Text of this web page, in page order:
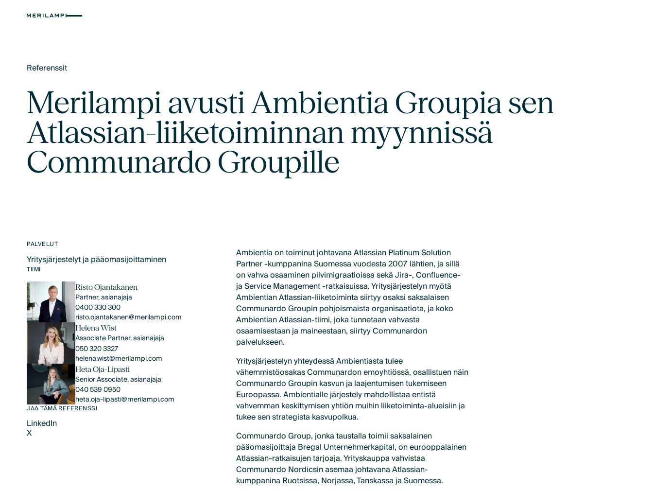
Referenssit
Merilampi avusti Ambientia Groupia sen
Atlassian-liiketoiminnan myynnissä
Communardo Groupille
PALVELUT
Yritysjärjestelyt ja pääomasijoittaminen
Text Link
TIIMI
Risto Ojantakanen
Partner, asianajaja
0400 330 300
risto.ojantakanen@merilampi.com
Helena Wist
Associate Partner, asianajaja
050 320 3327
helena.wist@merilampi.com
Heta Oja-Lipasti
Senior Associate, asianajaja
040 539 0950
heta.oja-lipasti@merilampi.com
JAA TÄMÄ REFERENSSI
LinkedIn
LinkedIn
X
Ambientia on toiminut johtavana Atlassian Platinum Solution
Partner -kumppanina Suomessa vuodesta 2007 lähtien, ja sillä
on vahva osaaminen pilvimigraatioissa sekä Jira-, Confluence-
ja Service Management -ratkaisuissa. Yritysjärjestelyn myötä
Ambientian Atlassian-liiketoiminta siirtyy osaksi saksalaisen
Communardo Groupin pohjoismaista organisaatiota, ja koko
Ambientian Atlassian-tiimi, joka tunnetaan vahvasta
osaamisestaan ja maineestaan, siirtyy Communardon
palvelukseen.
Yritysjärjestelyn yhteydessä Ambientiasta tulee
vähemmistöosakas Communardon emoyhtiössä, osallistuen näin
Communardo Groupin kasvun ja laajentumisen tukemiseen
Euroopassa. Ambientialle järjestely mahdollistaa entistä
vahvemman keskittymisen yhtiön muihin liiketoiminta-alueisiin ja
tukee sen strategista kasvupolkua.
Communardo Group, jonka taustalla toimii saksalainen
pääomasijoittaja Bregal Unternehmerkapital, on eurooppalainen
Atlassian-ratkaisujen tarjoaja. Yrityskauppa vahvistaa
Communardo Nordicsin asemaa johtavana Atlassian-
kumppanina Ruotsissa, Norjassa, Tanskassa ja Suomessa.